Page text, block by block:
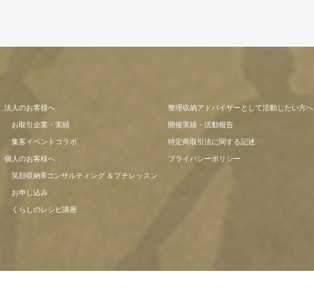
法人のお客様へ
お取引企業・実績
集客イベントコラボ
個人のお客様へ
笑顔収納®コンサルティング ＆プチレッスン
お申し込み
くらしのレシピ講座
整理収納アドバイザーとして活動したい方へ
開催実績・活動報告
特定商取引法に関する記述
プライバシーポリシー